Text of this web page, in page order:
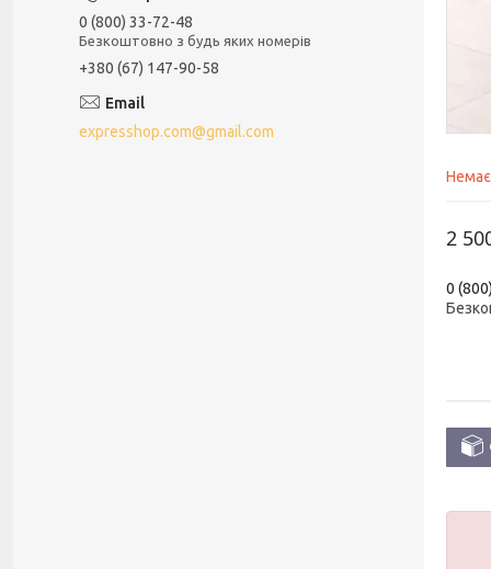
Немає
2
0
0 (800) 33-72-48
Безкоштовно з будь яких номерів
+380 (67) 147-90-58
expresshop.com@gmail.com